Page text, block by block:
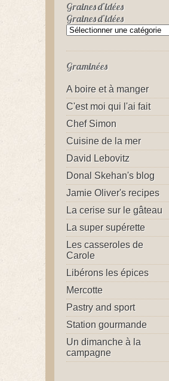
Graines d’idées
Graines d’idées
Graminées
A boire et à manger
C'est moi qui l'ai fait
Chef Simon
Cuisine de la mer
David Lebovitz
Donal Skehan's blog
Jamie Oliver's recipes
La cerise sur le gâteau
La super supérette
Les casseroles de
Carole
Libérons les épices
Mercotte
Pastry and sport
Station gourmande
Un dimanche à la
campagne